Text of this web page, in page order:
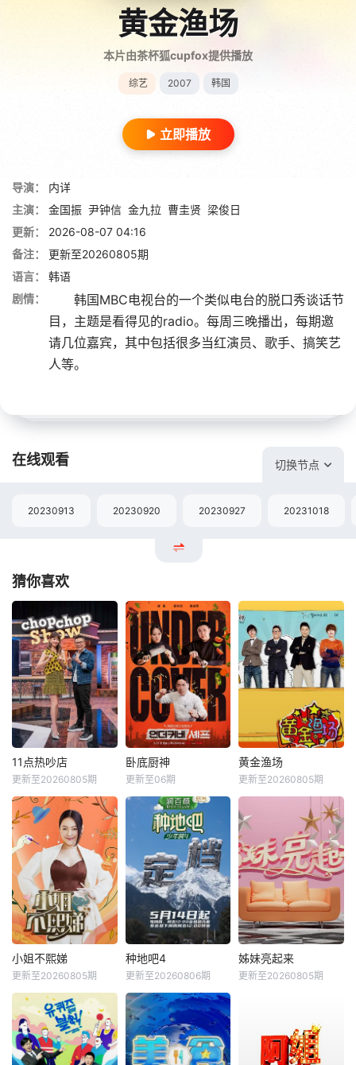
黄金渔场
本片由茶杯狐cupfox提供播放
综艺 2007 韩国
立即播放
导演：
内详
主演：
金国振 尹钟信 金九拉 曹圭贤 梁俊日
更新：
2026-08-07 04:16
备注：
更新至20260805期
语言：
韩语
剧情：
韩国MBC电视台的一个类似电台的脱口秀谈话节
目，主题是看得见的radio。每周三晚播出，每期邀
请几位嘉宾，其中包括很多当红演员、歌手、搞笑艺
人等。
在线观看 切换节点
20230913 20230920 20230927 20231018
猜你喜欢
11点热吵店
更新至20260805期
卧底厨神
更新至06期
黄金渔场
更新至20260805期
小姐不熙娣
更新至20260805期
种地吧4
更新至20260806期
姊妹亮起来
更新至20260805期